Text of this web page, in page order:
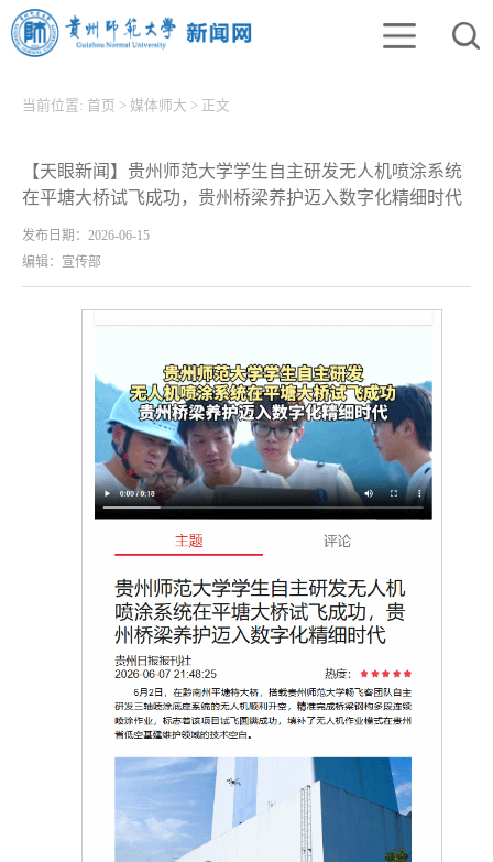
当前位置: 首页 > 媒体师大 > 正文
【天眼新闻】贵州师范大学学生自主研发无人机喷涂系统
在平塘大桥试飞成功，贵州桥梁养护迈入数字化精细时代
发布日期：2026-06-15
编辑：宣传部